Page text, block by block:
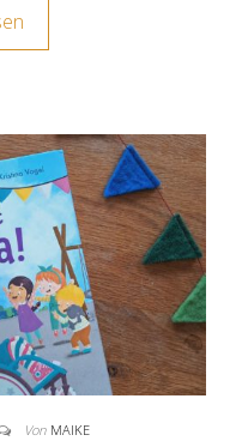
Von MAIKE